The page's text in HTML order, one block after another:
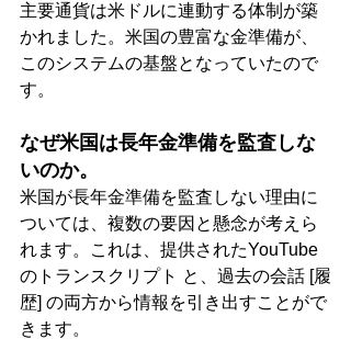
主要通貨は米ドルに連動する体制が築
かれました。米国の豊富な金準備が、
このシステムの基盤となっていたので
す。
なぜ米国は長年金準備を監査しな
いのか。
米国が長年金準備を監査しない理由に
ついては、複数の要因と懸念が考えら
れます。これは、提供されたYouTube
のトランスクリプト と、過去の会話 [履
歴] の両方から情報を引き出すことがで
きます。